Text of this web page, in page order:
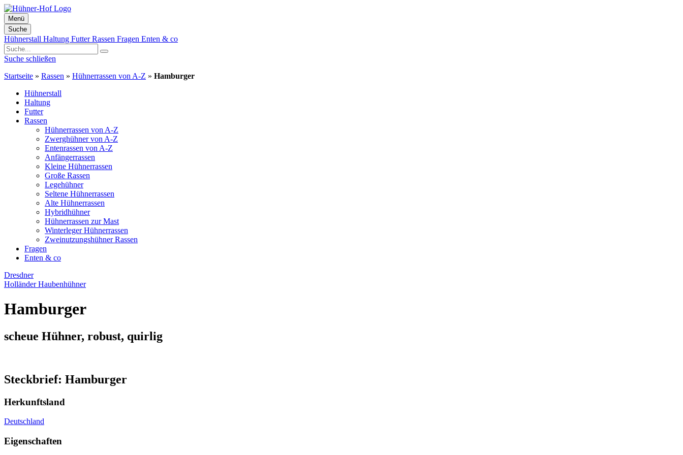
Menü
Suche
Zum
Inhalt
springen
Hühnerstall Haltung FutterRassen Fragen Enten & co
Suche schließen
Startseite » Rassen » Hühnerrassen von A-Z » Hamburger
Hühnerstall
Haltung
Futter
Rassen
Hühnerrassen von A-Z
Zwerghühner von A-Z
Entenrassen von A-Z
Anfängerrassen
Kleine Hühnerrassen
Große Rassen
Legehühner
Seltene Hühnerrassen
Alte Hühnerrassen
Hybridhühner
Hühnerrassen zur Mast
Winterleger Hühnerrassen
Zweinutzungshühner Rassen
Fragen
Enten & co
Dresdner
Holländer Haubenhühner
Hamburger
scheue Hühner, robust, quirlig
Steckbrief: Hamburger
Herkunftsland
Deutschland
Eigenschaften